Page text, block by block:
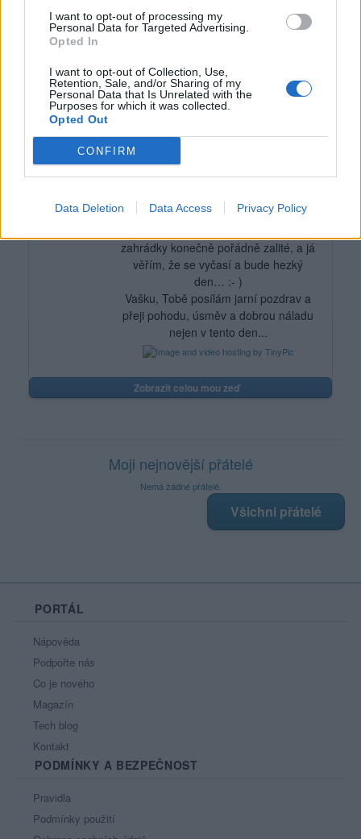
I want to opt-out of processing my
Personal Data for Targeted Advertising.
Opted In
I want to opt-out of Collection, Use,
Retention, Sale, and/or Sharing of my
Personal Data that Is Unrelated with the
Purposes for which it was collected.
Opted Out
CONFIRM
Data Deletion Data Access Privacy Policy
Poslední 3 příspěvky na mé zdi
Smazaný
(před 12 lety)
Včera u nás byl pravý apríl: odpolední
bouřka s vydatným deštěm a kroupami,
která přešla v jemný zahradnický
deštík. Ten pak na nějakou hodinku
silou…
zahrádky konečně pořádně zalité, a já
věřím, že se vyčasí a bude hezký
den… :- )
Vašku, Tobě posílám jarní pozdrav a
přeji pohodu, úsměv a dobrou náladu
nejen v tento den...
Zobrazit celou mou zeď
Moji nejnovější přátelé
Nemá žádné přátelé.
Všichni přátelé
PORTÁL
Nápověda
Podpořte nás
Co je nového
Magazín
Tech blog
Kontakt
PODMÍNKY A BEZPEČNOST
Pravidla
Podmínky použití